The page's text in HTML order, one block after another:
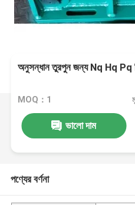
অনুসন্ধান তুরপুন জন্য Nq Hq Pq
MOQ：1
ভালো দাম
পণ্যের বর্ণনা